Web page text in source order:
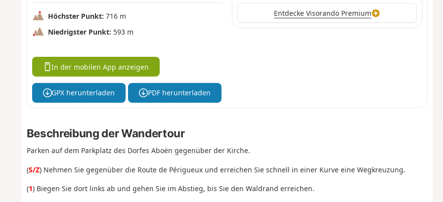
Höchster Punkt: 716 m
Niedrigster Punkt: 593 m
Entdecke Visorando Premium
In der mobilen App anzeigen
GPX herunterladen PDF herunterladen
Beschreibung der Wandertour
Parken auf dem Parkplatz des Dorfes Aboën gegenüber der Kirche.
(S/Z) Nehmen Sie gegenüber die Route de Périgueux und erreichen Sie schnell in einer Kurve eine Wegkreuzung.
(1) Biegen Sie dort links ab und gehen Sie im Abstieg, bis Sie den Waldrand erreichen.